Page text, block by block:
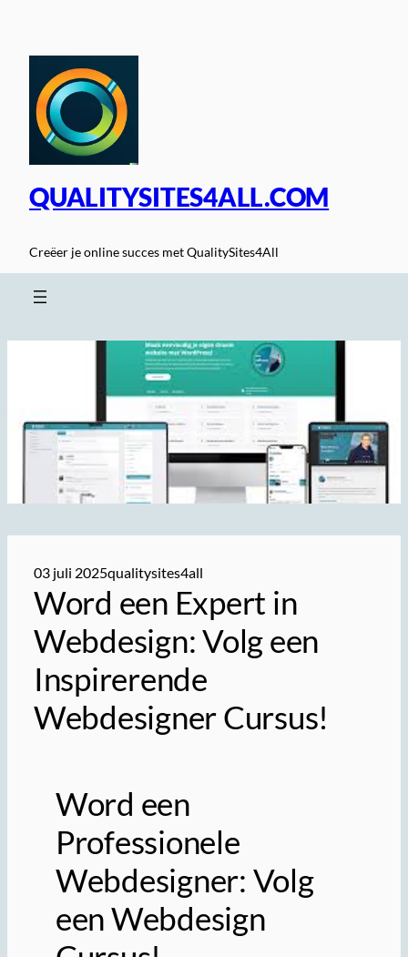
inhoud
QUALITYSITES4ALL.COM
Creëer je online succes met QualitySites4All
03 juli 2025qualitysites4all
Word een Expert in
Webdesign: Volg een
Inspirerende
Webdesigner Cursus!
Word een
Professionele
Webdesigner: Volg
een Webdesign